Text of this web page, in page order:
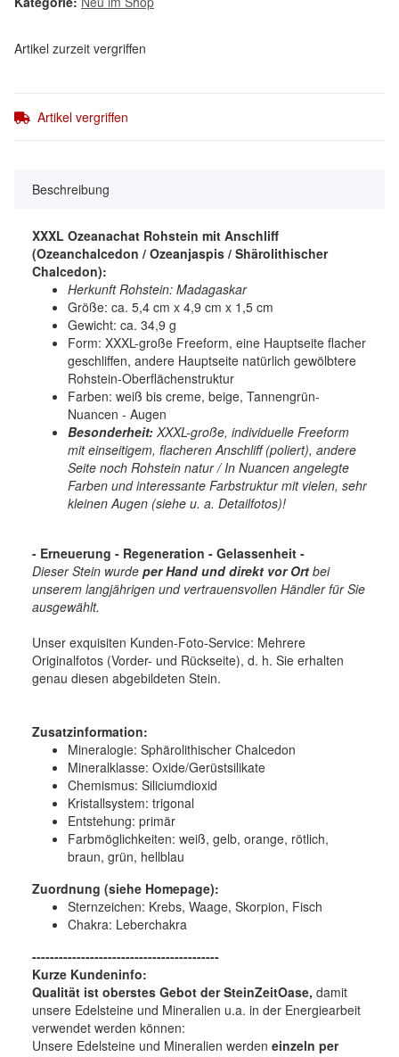
Artikel zurzeit vergriffen
Artikel vergriffen
Beschreibung
XXXL Ozeanachat Rohstein mit Anschliff
(Ozeanchalcedon / Ozeanjaspis / Shärolithischer
Chalcedon):
Herkunft Rohstein: Madagaskar
Größe: ca. 5,4 cm x 4,9 cm x 1,5 cm
Gewicht: ca. 34,9 g
Form: XXXL-große Freeform, eine Hauptseite flacher
geschliffen, andere Hauptseite natürlich gewölbtere
Rohstein-Oberflächenstruktur
Farben: weiß bis creme, beige, Tannengrün-
Nuancen - Augen
Besonderheit: XXXL-große, individuelle Freeform
mit einseitigem, flacheren Anschliff (poliert), andere
Seite noch Rohstein natur / In Nuancen angelegte
Farben und interessante Farbstruktur mit vielen, sehr
kleinen Augen (siehe u. a. Detailfotos)!
- Erneuerung - Regeneration - Gelassenheit -
Dieser Stein wurde per Hand und direkt vor Ort bei
unserem langjährigen und vertrauensvollen Händler für Sie
ausgewählt.
Unser exquisiten Kunden-Foto-Service: Mehrere
Originalfotos (Vorder- und Rückseite), d. h. Sie erhalten
genau diesen abgebildeten Stein.
Zusatzinformation:
Mineralogie: Sphärolithischer Chalcedon
Mineralklasse: Oxide/Gerüstsilikate
Chemismus: Siliciumdioxid
Kristallsystem: trigonal
Entstehung: primär
Farbmöglichkeiten: weiß, gelb, orange, rötlich,
braun, grün, hellblau
Zuordnung (siehe Homepage):
Sternzeichen: Krebs, Waage, Skorpion, Fisch
Chakra: Leberchakra
------------------------------------------
Kurze Kundeninfo:
Qualität ist oberstes Gebot der SteinZeitOase, damit
unsere Edelsteine und Mineralien u.a. in der Energiearbeit
verwendet werden können:
Unsere Edelsteine und Mineralien werden einzeln per